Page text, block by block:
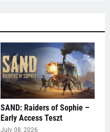
SAND: Raiders of Sophie –
Early Access Teszt
July 08, 2026